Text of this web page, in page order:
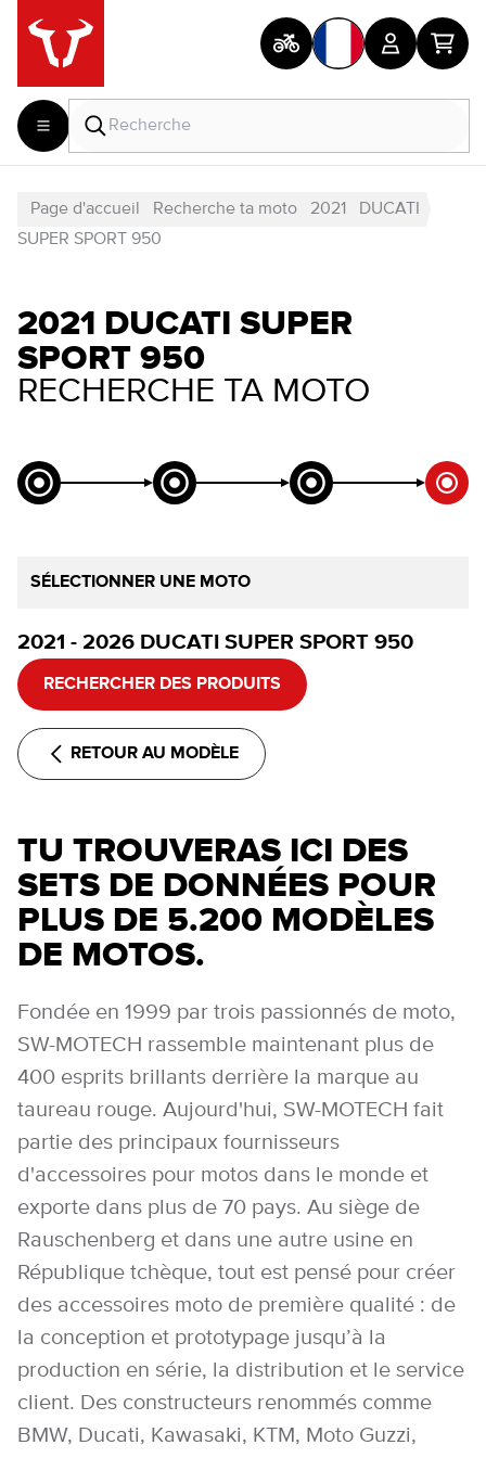
Page d'accueil Recherche ta moto 2021
DUCATI
SUPER SPORT 950
2021 DUCATI SUPER
SPORT 950
RECHERCHE TA MOTO
SÉLECTIONNER UNE MOTO
2021 - 2026 DUCATI SUPER SPORT 950
RECHERCHER DES PRODUITS
RETOUR AU MODÈLE
TU TROUVERAS ICI DES
SETS DE DONNÉES POUR
PLUS DE 5.200 MODÈLES
DE MOTOS.
Fondée en 1999 par trois passionnés de moto,
SW-MOTECH rassemble maintenant plus de
400 esprits brillants derrière la marque au
taureau rouge. Aujourd'hui, SW-MOTECH fait
partie des principaux fournisseurs
d'accessoires pour motos dans le monde et
exporte dans plus de 70 pays. Au siège de
Rauschenberg et dans une autre usine en
République tchèque, tout est pensé pour créer
des accessoires moto de première qualité : de
la conception et prototypage jusqu’à la
production en série, la distribution et le service
client. Des constructeurs renommés comme
BMW, Ducati, Kawasaki, KTM, Moto Guzzi,